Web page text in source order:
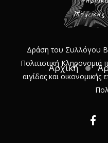
Αρχική
Δράση του Συλλόγου
Πολιτιστική Κληρονομιά
αιγίδας και